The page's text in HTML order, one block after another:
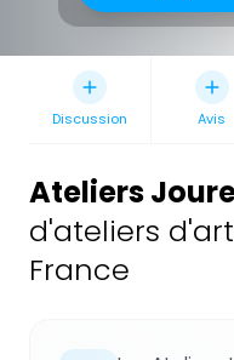
Discussion Avis
Ateliers
d'ateliers
France